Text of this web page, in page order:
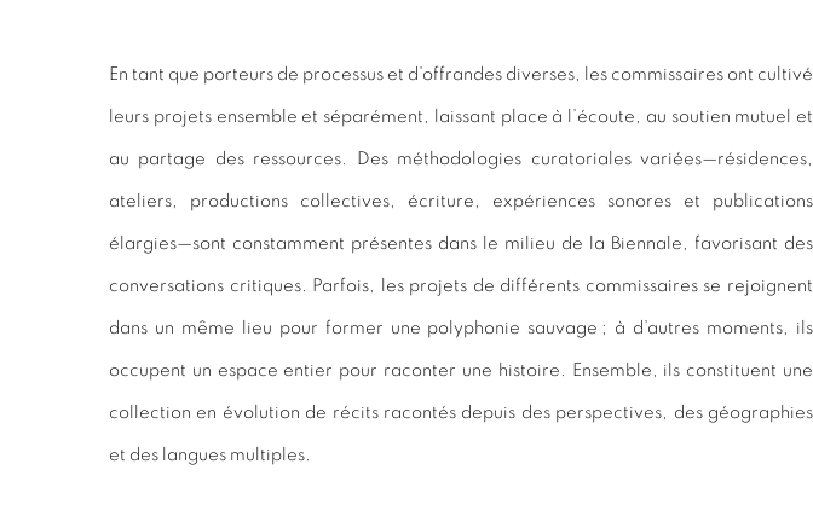
En tant que porteurs de processus et d’offrandes diverses, les commissaires ont cultivé
leurs projets ensemble et séparément, laissant place à l’écoute, au soutien mutuel et
au partage des ressources. Des méthodologies curatoriales variées—résidences,
ateliers, productions collectives, écriture, expériences sonores et publications
élargies—sont constamment présentes dans le milieu de la Biennale, favorisant des
conversations critiques. Parfois, les projets de différents commissaires se rejoignent
dans un même lieu pour former une polyphonie sauvage ; à d’autres moments, ils
occupent un espace entier pour raconter une histoire. Ensemble, ils constituent une
collection en évolution de récits racontés depuis des perspectives, des géographies
et des langues multiples.